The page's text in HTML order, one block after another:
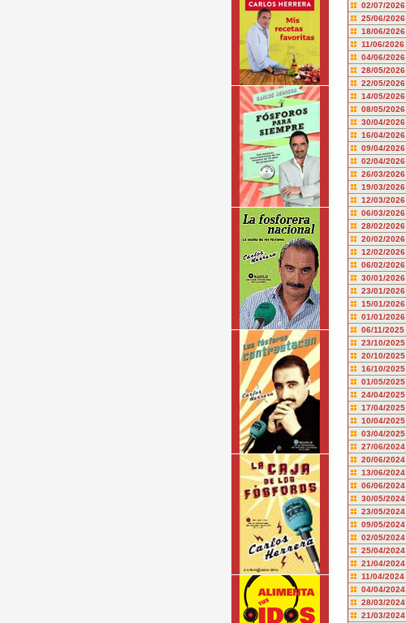
02/07/2026
25/06/2026
18/06/2026
11/06/2026
04/06/2026
28/05/2026
22/05/2026
14/05/2026
08/05/2026
30/04/2026
16/04/2026
09/04/2026
02/04/2026
26/03/2026
19/03/2026
12/03/2026
06/03/2026
28/02/2026
20/02/2026
12/02/2026
06/02/2026
30/01/2026
23/01/2026
15/01/2026
01/01/2026
06/11/2025
23/10/2025
20/10/2025
16/10/2025
01/05/2025
24/04/2025
17/04/2025
10/04/2025
03/04/2025
27/06/2024
20/06/2024
13/06/2024
06/06/2024
30/05/2024
23/05/2024
09/05/2024
02/05/2024
25/04/2024
21/04/2024
11/04/2024
04/04/2024
28/03/2024
21/03/2024